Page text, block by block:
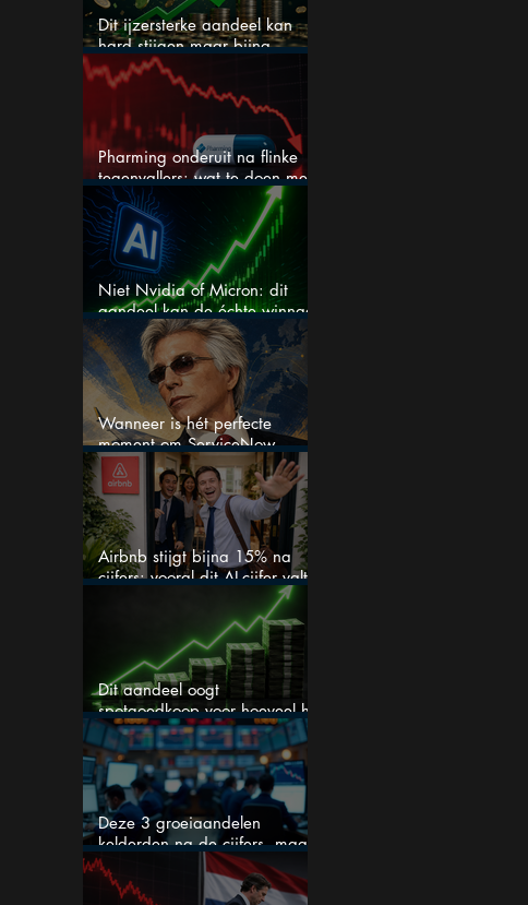
Dit ijzersterke aandeel kan
hard stijgen maar bijna
niemand kijkt
Pharming onderuit na flinke
tegenvallers: wat te doen met
het aandeel?
Niet Nvidia of Micron: dit
aandeel kan de échte winnaar
van de AI-race worden
Wanneer is hét perfecte
moment om ServiceNow
aandelen te kopen?
Airbnb stijgt bijna 15% na
cijfers: vooral dit AI-cijfer valt
Dit aandeel oogt
spotgoedkoop voor hoeveel het
kan stijgen
Deze 3 groeiaandelen
kelderden na de cijfers, maar
één is mijn duidelijke favoriet